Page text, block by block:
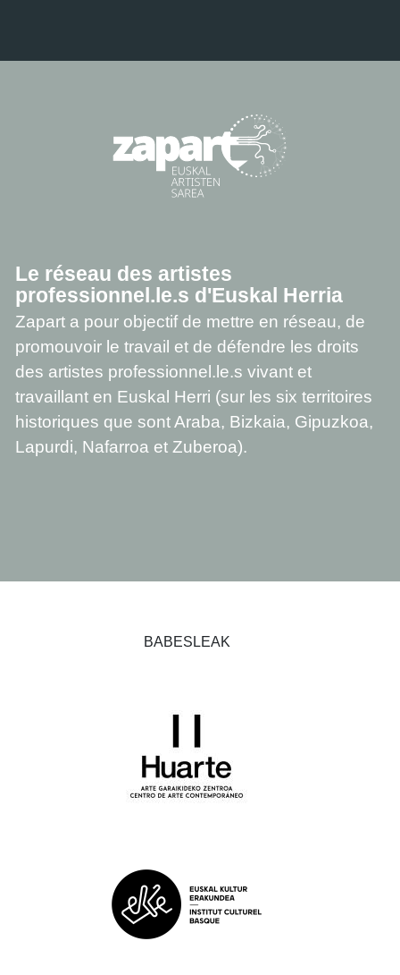
Le réseau des artistes
professionnel.le.s d'Euskal Herria
Zapart a pour objectif de mettre en réseau, de
promouvoir le travail et de défendre les droits
des artistes professionnel.le.s vivant et
travaillant en Euskal Herri (sur les six territoires
historiques que sont Araba, Bizkaia, Gipuzkoa,
Lapurdi, Nafarroa et Zuberoa).
BABESLEAK